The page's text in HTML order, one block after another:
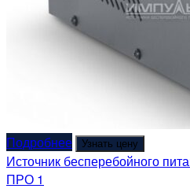
Подробнее Узнать цену
Источник бесперебойного
ПРО 1